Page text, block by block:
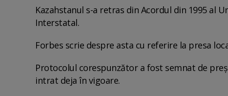
Kazahstanul s-a retras din Acordul din 1995 al
Interstatal.
Forbes scrie despre asta cu referire la presa
Protocolul corespunzător a fost semnat de
intrat deja în vigoare.